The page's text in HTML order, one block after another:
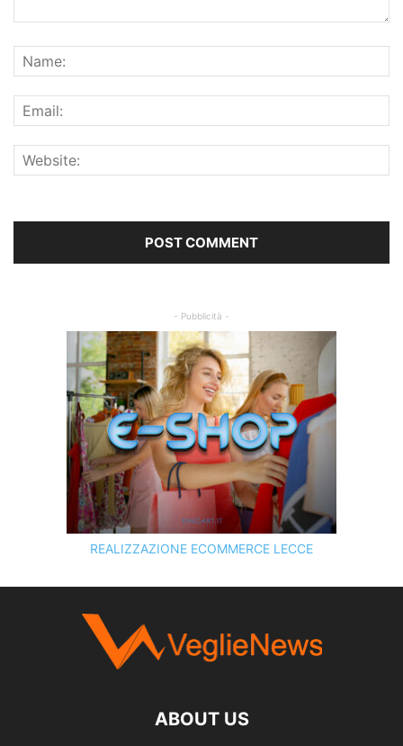
- Pubblicità -
REALIZZAZIONE ECOMMERCE LECCE
SCOPRI I SERVIZI DIKINGART.IT
ABOUT US